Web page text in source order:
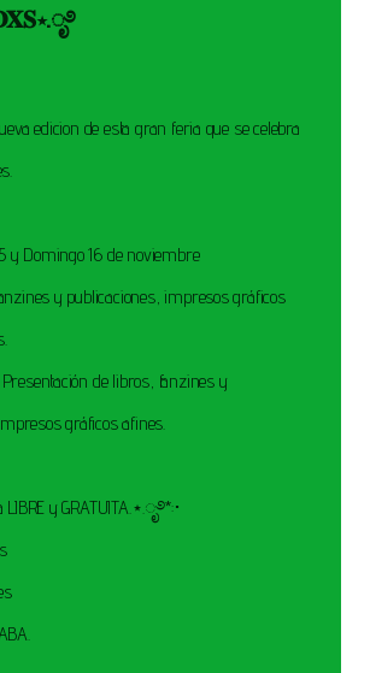
edicion de esta gran feria que se celebra
Domingo 16 de noviembre
y publicaciones, impresos gráficos
de libros, fanzines y
gráficos afines.
y GRATUITA.⋆.ೃ࿔*:･